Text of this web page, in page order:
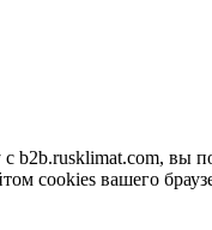
b2b.rusklimat.com, вы
cookies вашего